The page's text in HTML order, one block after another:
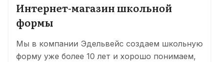
Интернет-магазин школьной
формы
Мы в компании Эдельвейс создаем школьную
форму уже более 10 лет и хорошо понимаем,